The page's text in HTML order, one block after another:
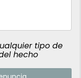
tipo de
hecho